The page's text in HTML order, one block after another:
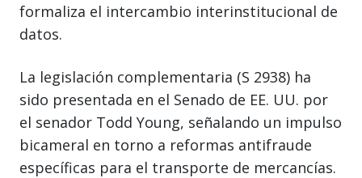
formaliza el intercambio interinstitucional de
datos.
La legislación complementaria (S 2938) ha
sido presentada en el Senado de EE. UU. por
el senador Todd Young, señalando un impulso
bicameral en torno a reformas antifraude
específicas para el transporte de mercancías.